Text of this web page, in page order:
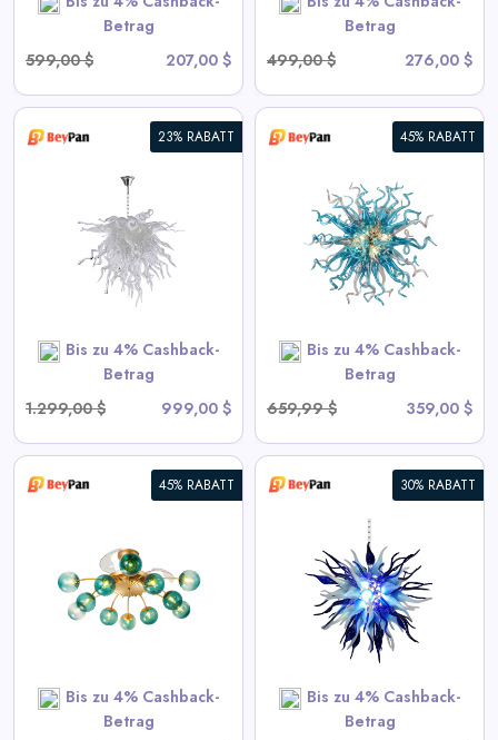
Betrag
599,00 $
207,00 $
Betrag
499,00 $
276,00 $
SHOP NOW
23% RABATT
Bis zu 4% Cashback-
Betrag
1.299,00 $
999,00 $
45% RABATT
Bis zu 4% Cashback-
Betrag
659,99 $
359,00 $
Moderne Blown Glass
Chandelier Sputnik Form
View All BeyPan Deals
SHOP NOW
45% RABATT
Bis zu 4% Cashback-
Betrag
30% RABATT
Bis zu 4% Cashback-
Betrag
Kronleuchter Gradient Blau
und Frosted Weiß
View All BeyPan Deals
SHOP NOW